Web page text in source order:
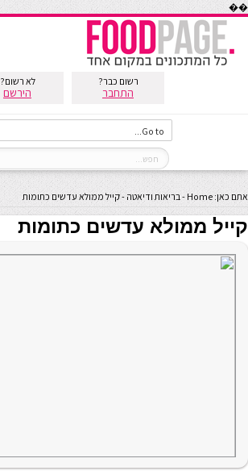
��
רשום כבר?
התחבר
לא רשום?
הירשם
אתם כאן: Home
-בריאות ודיאטה -קייל ממולא עדשים כתומות
קייל ממולא עדשים כתומות